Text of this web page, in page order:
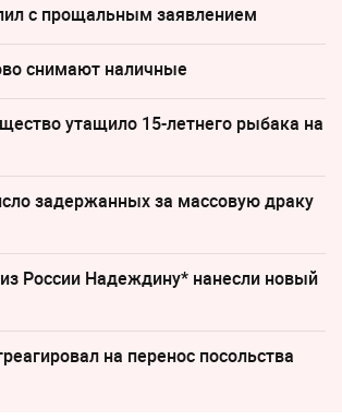
с прощальным заявлением
снимают наличные
утащило 15-летнего рыбака на
задержанных за массовую драку
России Надеждину* нанесли новый
на перенос посольства